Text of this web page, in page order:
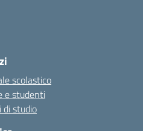
scolastico
e studenti
di studio